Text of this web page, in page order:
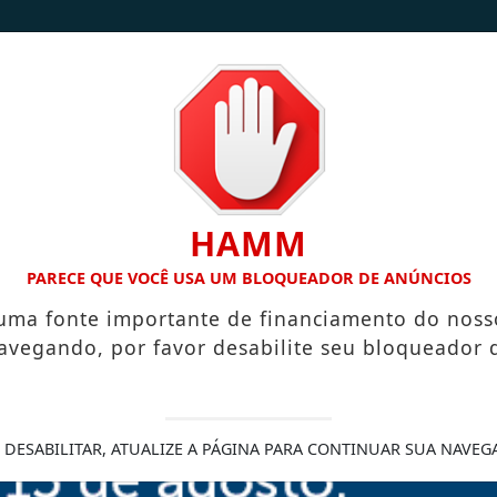
NOTÍCIAS /
VILA NOVA DE COLARES DA TERRA PARA A MESA:
detalhes de
isolados e
HAMM
PARECE QUE VOCÊ USA UM BLOQUEADOR DE ANÚNCIOS
fonte importante de financiamento do
por favor desabilite seu bloqueador
DESABILITAR, ATUALIZE A PÁGINA PARA CONTINUAR SUA